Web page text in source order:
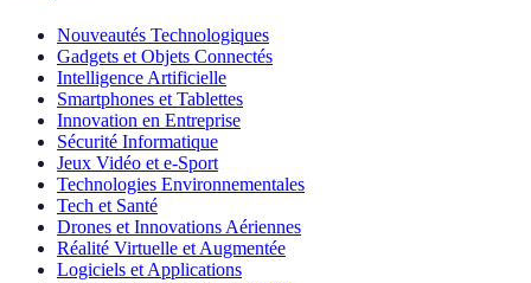
Nouveautés Technologiques
Gadgets et Objets Connectés
Intelligence Artificielle
Smartphones et Tablettes
Innovation en Entreprise
Sécurité Informatique
Jeux Vidéo et e-Sport
Technologies Environnementales
Tech et Santé
Drones et Innovations Aériennes
Réalité Virtuelle et Augmentée
Logiciels et Applications